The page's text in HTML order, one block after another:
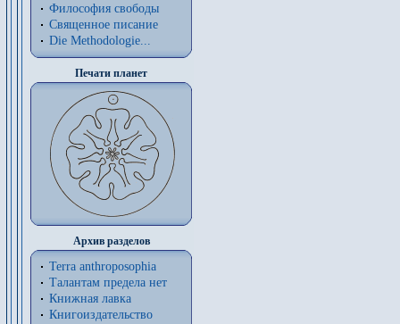
Философия cвободы
Священное писание
Die Methodologie...
Печати планет
Архив разделов
Terra anthroposophia
Талантам предела нет
Книжная лавка
Книгоиздательство